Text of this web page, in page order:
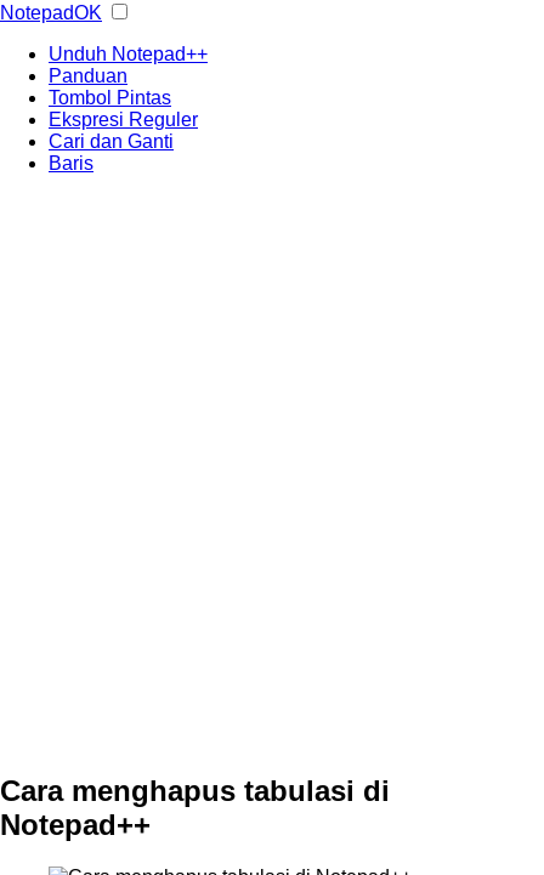
NotepadOK
Unduh Notepad++
Panduan
Tombol Pintas
Ekspresi Reguler
Cari dan Ganti
Baris
Cara menghapus tabulasi di
Notepad++